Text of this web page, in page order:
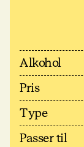
Alkohol
Pris
Type
Passer til